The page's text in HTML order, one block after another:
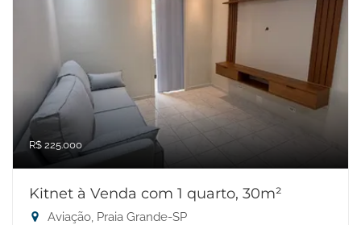
R$ 225.000
Kitnet à Venda com 1 quarto, 30m²
Aviação, Praia Grande-SP